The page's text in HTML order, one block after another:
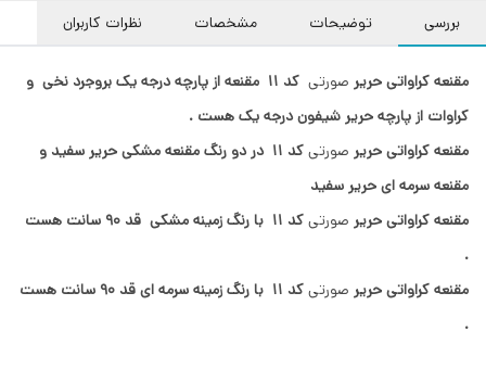
بررسی توضیحات مشخصات نظرات کاربران
مقنعه کراواتی حریر صورتی کد 11
مقنعه از پارچه درجه یک بروجرد نخی و
کراوات از پارچه حریر شیفون درجه یک هست .
مقنعه کراواتی حریر صورتی
کد 11 در دو رنگ مقنعه مشکی حریر سفید و
مقنعه سرمه ای حریر سفید
مقنعه کراواتی حریر صورتی کد 11 با رنگ زمینه مشکی قد
90 سانت هست
.
مقنعه کراواتی حریر صورتی کد 11 با رنگ زمینه سرمه ای قد
90 سانت هست
.